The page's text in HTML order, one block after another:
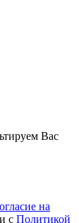
Вас
на
с Политикой